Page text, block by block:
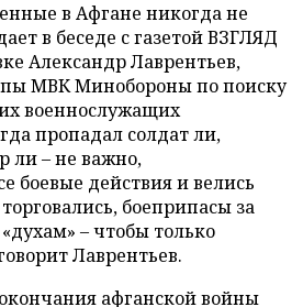
в Афгане никогда не
в беседе с газетой ВЗГЛЯД
Александр Лаврентьев,
МВК Минобороны по поиску
военнослужащих
пропадал солдат ли,
ли – не важно,
боевые действия и велись
боеприпасы за
– чтобы только
Лаврентьев.
афганской войны